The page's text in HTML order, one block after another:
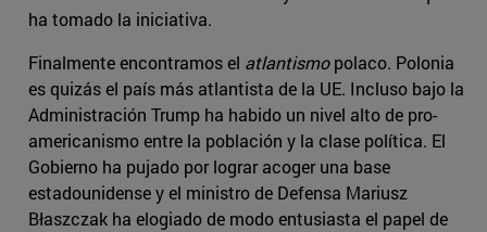
ha tomado la iniciativa.
Finalmente encontramos el atlantismopolaco. Polonia
es quizás el país más atlantista de la UE. Incluso bajo la
Administración Trump ha habido un nivel alto de pro-
americanismo entre la población y la clase política. El
Gobierno ha pujado por lograr acoger una base
estadounidense y el ministro de Defensa Mariusz
Błaszczak ha elogiado de modo entusiasta el papel de